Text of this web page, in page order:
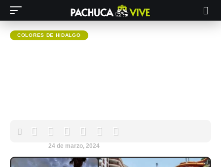
COLORES DE HIDALGO
Pachuca VIVE24 de marzo, 2024